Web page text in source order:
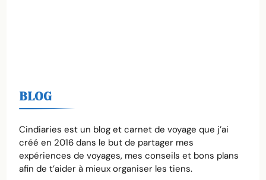
BLOG
Cindiaries est un blog et carnet de voyage que j’ai
créé en 2016 dans le but de partager mes
expériences de voyages, mes conseils et bons plans
afin de t’aider à mieux organiser les tiens.